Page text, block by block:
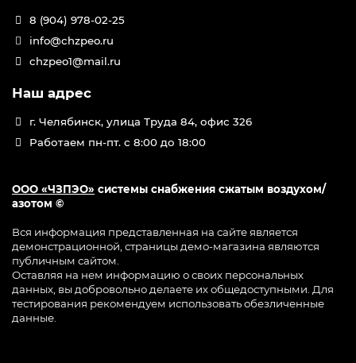
8 (904) 978-02-25
info@chzpeo.ru
chzpeo1@mail.ru
Наш адрес
г. Челябинск, улица Труда 84, офис 326
Работаем пн-пт. с 8:00 до 18:00
ООО «ЧЗПЭО» системы снабжения сжатым воздухом/
азотом ©
Вся информация представленная на сайте является
демонстрационной, страницы демо-магазина являются
публичным сайтом.
Оставляя на нем информацию о своих персональных
данных, вы добровольно делаете их общедоступными. Для
тестирования рекомендуем использовать обезличенные
данные.